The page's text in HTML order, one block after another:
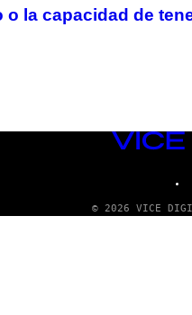
la capacidad de
VICE
© 2026 VICE